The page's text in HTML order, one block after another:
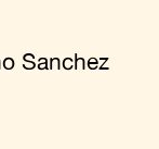
Sanchez